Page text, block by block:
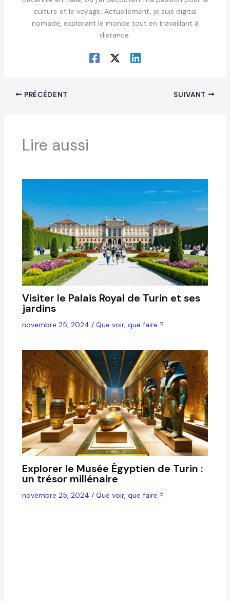
culture et le voyage. Actuellement, je suis digital
nomade, explorant le monde tout en travaillant à
distance.
PRÉCÉDENT SUIVANT
Lire aussi
Visiter le Palais Royal de Turin et ses
jardins
novembre 25, 2024 / Que voir, que faire ?
Explorer le Musée Égyptien de Turin :
un trésor millénaire
novembre 25, 2024 / Que voir, que faire ?